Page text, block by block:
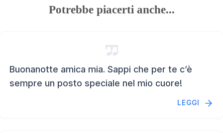
Potrebbe piacerti anche...
Buonanotte amica mia. Sappi che per te c’è
sempre un posto speciale nel mio cuore!
LEGGI